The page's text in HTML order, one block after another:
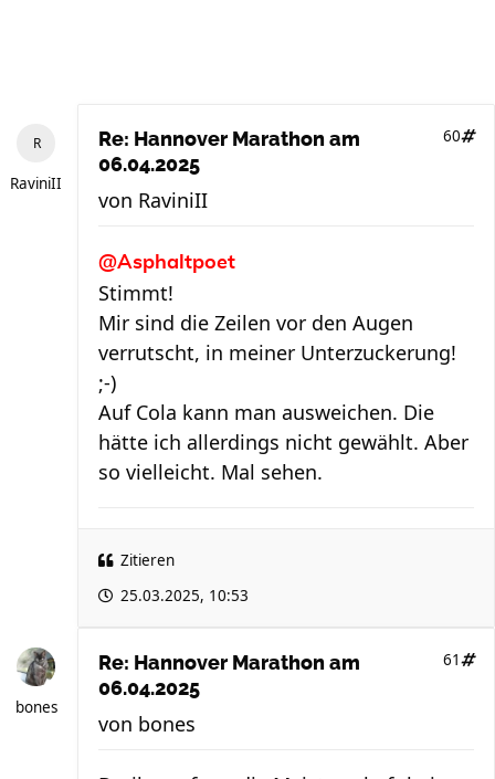
RaviniII
Re: Hannover Marathon am
06.04.2025
60
von RaviniII
@Asphaltpoet
Stimmt!
Mir sind die Zeilen vor den Augen
verrutscht, in meiner Unterzuckerung!
;-)
Auf Cola kann man ausweichen. Die
hätte ich allerdings nicht gewählt. Aber
so vielleicht. Mal sehen.
Zitieren
25.03.2025, 10:53
bones
Re: Hannover Marathon am
06.04.2025
61
von bones